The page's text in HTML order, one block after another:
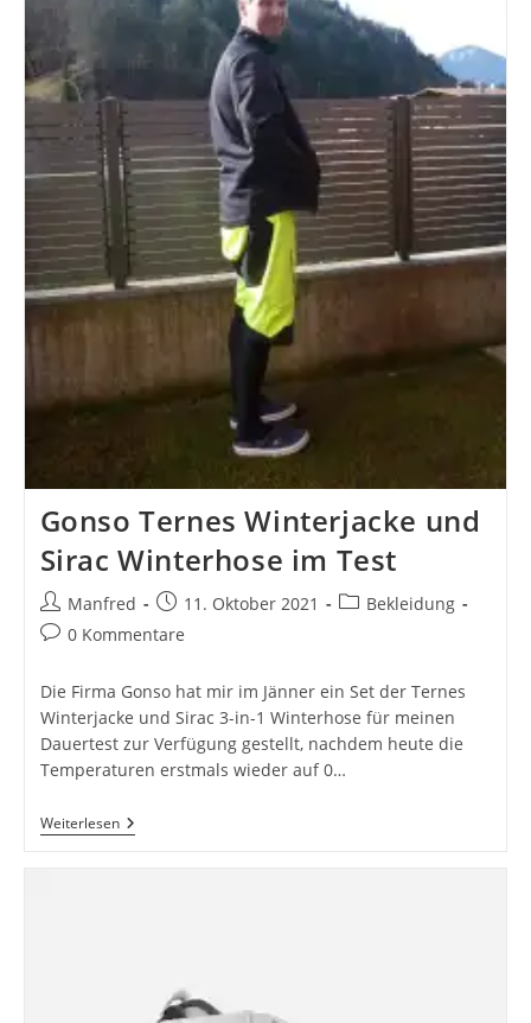
Gonso Ternes Winterjacke und
Sirac Winterhose im Test
Beitrags-
Autor:
Manfred
Beitrag
veröffentlicht:
11. Oktober 2021
Beitrags-
Bekleidung
Beitrags-
0 Kommentare
Die Firma Gonso hat mir im Jänner ein Set der Ternes
Winterjacke und Sirac 3-in-1 Winterhose für meinen
Dauertest zur Verfügung gestellt, nachdem heute die
Temperaturen erstmals wieder auf 0…
WeiterlesenGonso
Ternes